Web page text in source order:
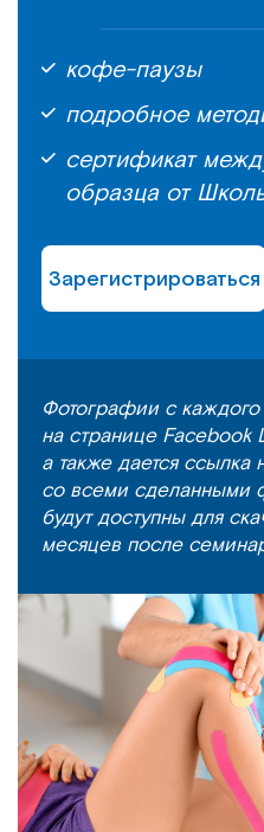
кофе-паузы
подробное
сертификат
образца от
Зарегистрироваться
Фотографии с каждого
на странице Facebook
а также дается ссылка
со всеми сделанными
будут доступны для
месяцев после